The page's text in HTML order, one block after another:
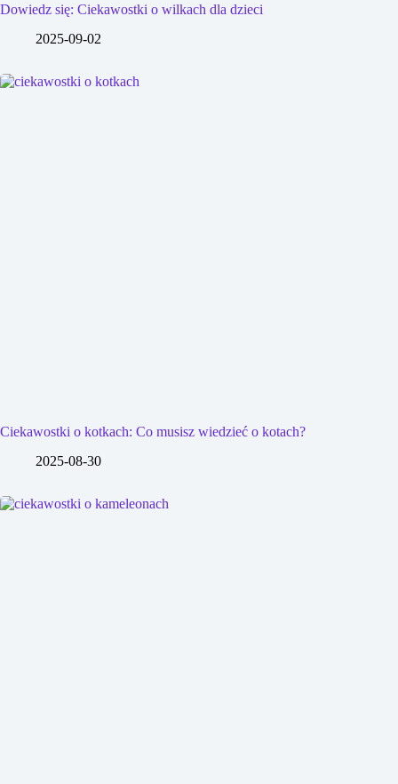
Dowiedz się: Ciekawostki o wilkach dla dzieci
2025-09-02
Ciekawostki o kotkach: Co musisz wiedzieć o kotach?
2025-08-30